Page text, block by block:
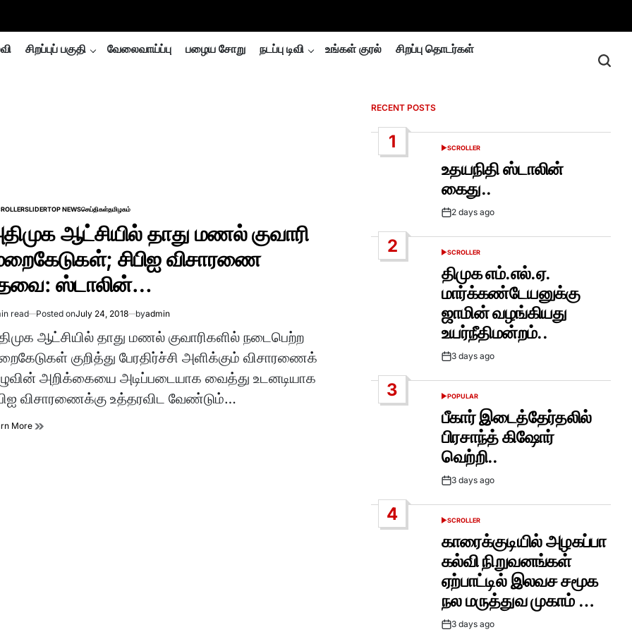
சிறப்புப் பகுதி வேலைவாய்ப்பு பழைய சோறு நடப்பு டிவி உங்கள் குரல் சிறப்பு தொடர்கள்
SLIDERTOP NEWSசெய்திகள்தமிழகம்
ஆட்சியில் தாது மணல் குவாரி
சிபிஐ விசாரணை
ஸ்டாலின்…
read Posted onJuly 24, 2018 byadmin
ஆட்சியில் தாது மணல் குவாரிகளில் நடைபெற்ற
குறித்து பேரதிர்ச்சி அளிக்கும் விசாரணைக்
அறிக்கையை அடிப்படையாக வைத்து உடனடியாக
விசாரணைக்கு உத்தரவிட வேண்டும்…
More
RECENT POSTS
1
POSTED
SCROLLER
உதயநிதி ஸ்டாலின்
கைது..
Post2 days ago
2
POSTED
SCROLLER
திமுக எம்.எல்.ஏ.
மார்க்கண்டேயனுக்கு
ஜாமின் வழங்கியது
உயர்நீதிமன்றம்..
Post3 days ago
3
POSTED
POPULAR
பீகார் இடைத்தேர்தலில்
பிரசாந்த் கிஷோர்
வெற்றி..
Post3 days ago
4
POSTED
SCROLLER
காரைக்குடியில் அழகப்பா
கல்வி நிறுவனங்கள்
ஏற்பாட்டில் இலவச சமூக
நல மருத்துவ முகாம் …
Post3 days ago